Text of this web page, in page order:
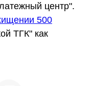
центр".
500
ТГК" как